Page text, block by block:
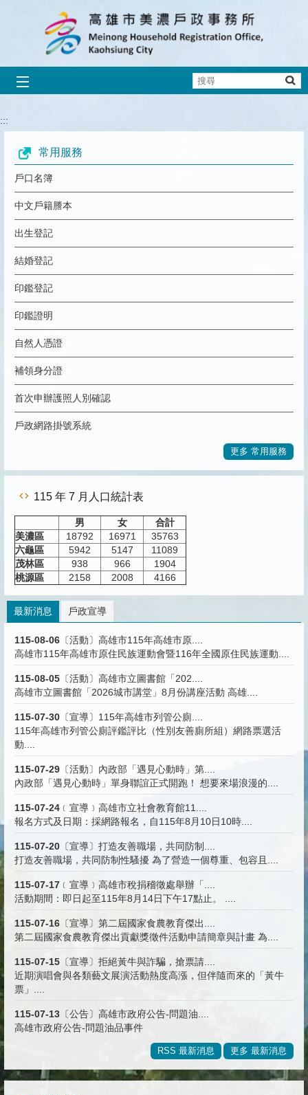
跳到主要內容區塊
搜
尋
:::
常用服務
戶口名簿
中文戶籍謄本
出生登記
結婚登記
印鑑登記
印鑑證明
自然人憑證
補領身分證
首次申辦護照人別確認
戶政網路掛號系統
更多 常用服務
115 年 7 月人口統計表
男 女
合計
美濃區
18792 16971
35763
六龜區
5942 5147
11089
茂林區
938 966
1904
桃源區
2158 2008 4166
最新消息 戶政宣導
115-08-06 〔活動〕高雄市115年高雄市原....
高雄市115年高雄市原住民族運動會暨116年全國原住民族運動....
115-08-05 〔活動〕高雄市立圖書館「202....
高雄市立圖書館「2026城市講堂」8月份講座活動 高雄....
115-07-30 〔宣導〕115年高雄市列管公廁....
115年高雄市列管公廁評鑑評比（性別友善廁所組）網路票選活
動....
115-07-29 〔活動〕內政部「遇見心動時」第....
內政部「遇見心動時」單身聯誼正式開跑！ 想要來場浪漫的....
115-07-24 ﹝宣導﹞高雄市立社會教育館11....
報名方式及日期：採網路報名，自115年8月10日10時....
115-07-20 〔宣導〕打造友善職場，共同防制....
打造友善職場，共同防制性騷擾 為了營造一個尊重、包容且....
115-07-17 ﹝宣導﹞高雄市稅捐稽徵處舉辦「....
活動期間：即日起至115年8月14日下午17點止。 ....
115-07-16 〔宣導〕第二屆國家食農教育傑出....
第二屆國家食農教育傑出貢獻獎徵件活動申請簡章與計畫 為....
115-07-15 〔宣導〕拒絕黃牛與詐騙，搶票請....
近期演唱會與各類藝文展演活動熱度高漲，但伴隨而來的「黃牛
票」....
115-07-13 〔公告〕高雄市政府公告-問題油....
高雄市政府公告-問題油品事件
RSS 最新消息 更多 最新消息